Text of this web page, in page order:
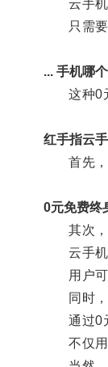
云手机是
只需要通
... 手机哪
这种0元
红手指云
首先，
0元免费终
其次，云
云手机
用户可
同时，
通过0元
不仅用